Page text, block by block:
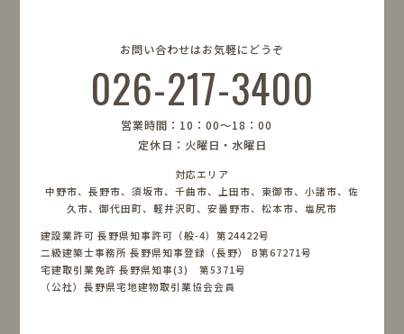
お問い合わせはお気軽にどうぞ
026-217-3400
営業時間：10：00〜18：00
定休日：火曜日・水曜日
対応エリア
中野市、長野市、須坂市、千曲市、上田市、東御市、小諸市、佐
久市、御代田町、軽井沢町、安曇野市、松本市、塩尻市
建設業許可 長野県知事許可（般-4）第24422号
二級建築士事務所 長野県知事登録（長野） B第67271号
宅建取引業免許 長野県知事(3) 第5371号
（公社）長野県宅地建物取引業協会会員